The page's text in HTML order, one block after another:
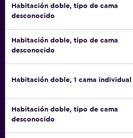
Habitación doble, tipo de cama
desconocido
Habitación doble, tipo de cama
desconocido
Habitación doble, 1 cama individual
Habitación doble, tipo de cama
desconocido